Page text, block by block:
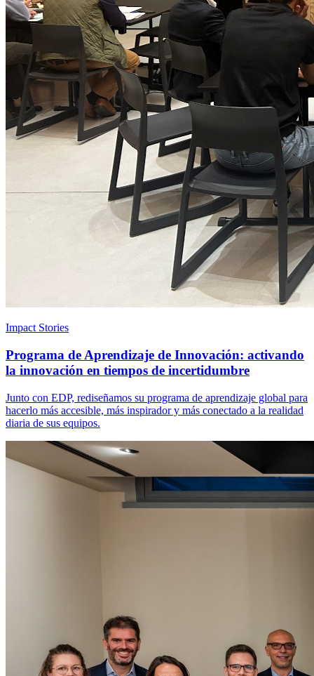
Impact Stories
Programa de Aprendizaje de Innovación: activando
la innovación en tiempos de incertidumbre
Junto con EDP, rediseñamos su programa de aprendizaje global para
hacerlo más accesible, más inspirador y más conectado a la realidad
diaria de sus equipos.